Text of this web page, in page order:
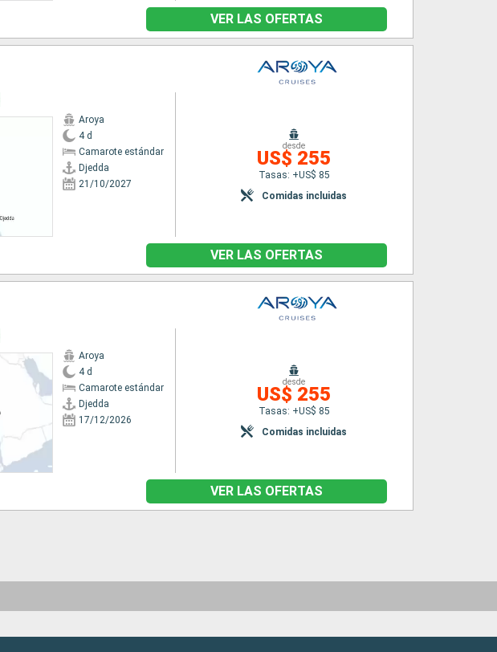
VER LAS OFERTAS
Aroya
4 d
Camarote estándar
Djedda
21/10/2027
desde
US$ 255
Tasas: +US$ 85
Comidas incluidas
VER LAS OFERTAS
Aroya
4 d
Camarote estándar
Djedda
17/12/2026
desde
US$ 255
Tasas: +US$ 85
Comidas incluidas
VER LAS OFERTAS